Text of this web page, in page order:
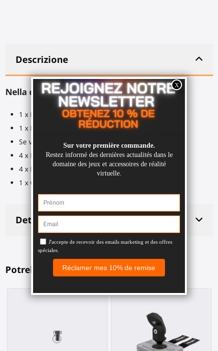
Descrizione
Nella confezione:
1 x Parte superiore del case
1 x Parte inferiore del case
Se versione in carbonio: 1 x Parte interna del case
4 x Dadi M4
4 x Bulloni M4x12
1 x Chiave esagonale da 2,5mm
Dettagli del prodotto
Potrebbe piacerti anche